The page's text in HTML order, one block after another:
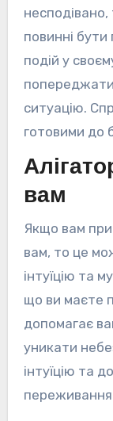
повинні
подій у
ситуацію.
готовими до
вам
Якщо вам
вам, то це
інтуїцію та
що ви маєте
допомагає
уникати
інтуїцію та